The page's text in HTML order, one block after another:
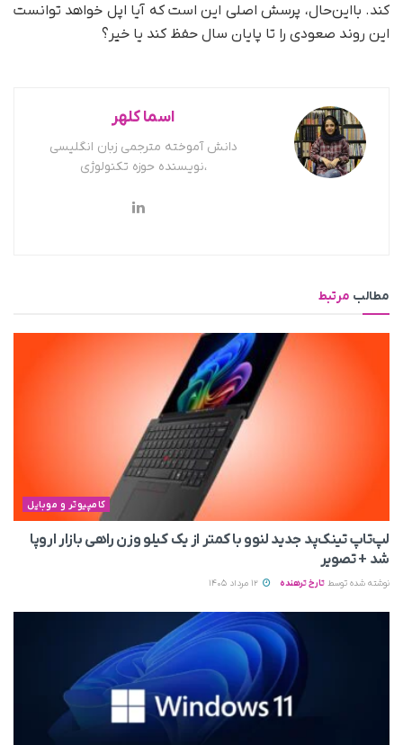
کند. با‌این‌حال، پرسش اصلی این است که آیا اپل خواهد توانست
این روند صعودی را تا پایان سال حفظ کند یا خیر؟
اسما کلهر
دانش آموخته مترجمی زبان انگلیسی
،نویسنده حوزه تکنولوژی
مطالب مرتبط
کامپیوتر و موبایل
لپ‌تاپ تینک‌پد جدید لنوو با کمتر از یک کیلو وزن راهی بازار اروپا
شد + تصویر
نوشته شده توسط تارخ ترهنده